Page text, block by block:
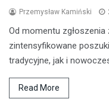
Przemysław Kamiński
Od momentu
zintensyfikowane
tradycyjne, jak i
Read More